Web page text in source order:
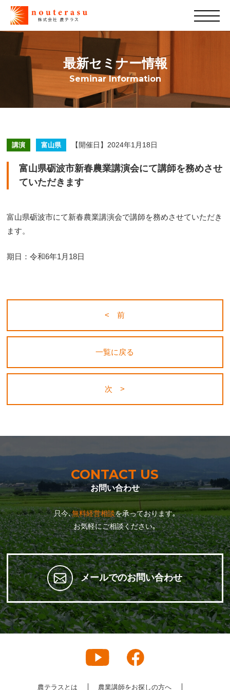
最新セミナー情報
Seminar Information
講演 富山県 【開催日】2024年1月18日
富山県砺波市新春農業講演会にて講師を務めさせ
ていただきます
富山県砺波市にて新春農業講演会で講師を務めさせていただき
ます。
期日：令和6年1月18日
< 前
一覧に戻る
次 >
CONTACT US
お問い合わせ
只今､無料経営相談を承っております｡
お気軽にご相談ください｡
メールでのお問い合わせ
農テラスとは 農業講師をお探しの方へ